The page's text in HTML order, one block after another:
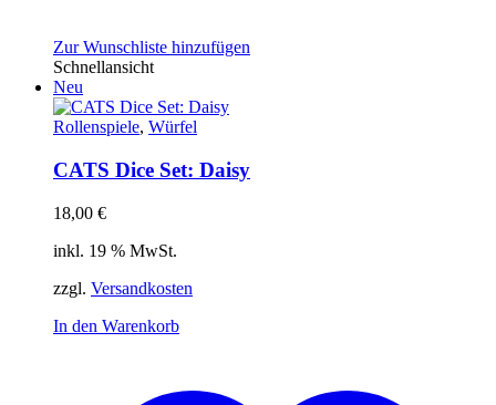
Zur Wunschliste hinzufügen
Schnellansicht
Neu
Rollenspiele, Würfel
CATS Dice Set: Daisy
18,00 €
inkl. 19 % MwSt.
zzgl. Versandkosten
In den Warenkorb